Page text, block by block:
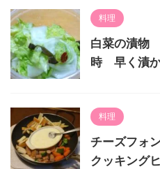
料理
白菜の漬物
時 早く漬
料理
チーズフォ
クッキング